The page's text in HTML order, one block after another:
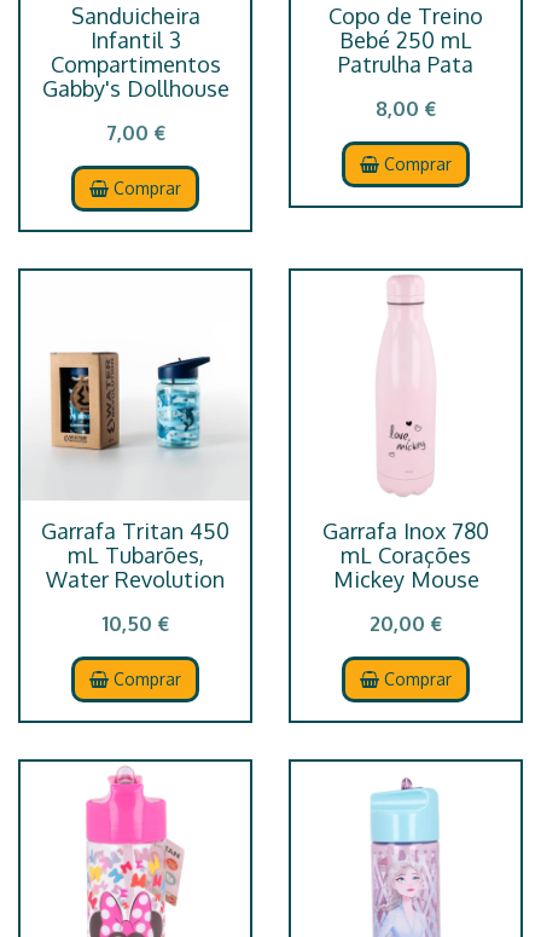
Sanduicheira
Infantil 3
Compartimentos
Gabby's Dollhouse
7,00 €
Comprar
Copo de Treino
Bebé 250 mL
Patrulha Pata
8,00 €
Comprar
Garrafa Tritan 450
mL Tubarões,
Water Revolution
10,50 €
Comprar
Garrafa Inox 780
mL Corações
Mickey Mouse
20,00 €
Comprar